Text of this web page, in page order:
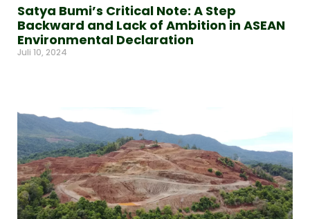
Satya Bumi’s Critical Note: A Step
Backward and Lack of Ambition in ASEAN
Environmental Declaration
Juli 10, 2024